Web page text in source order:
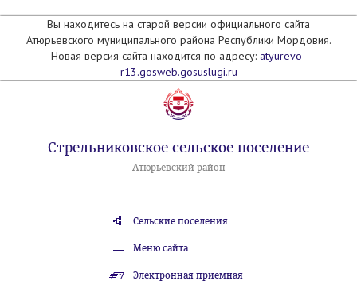
Вы находитесь на старой версии официального сайта
Атюрьевского муниципального района Республики Мордовия.
Новая версия сайта находится по адресу: atyurevo-
r13.gosweb.gosuslugi.ru
Стрельниковское сельское поселение
Атюрьевский район
Сельские поселения
Меню сайта
Электронная приемная